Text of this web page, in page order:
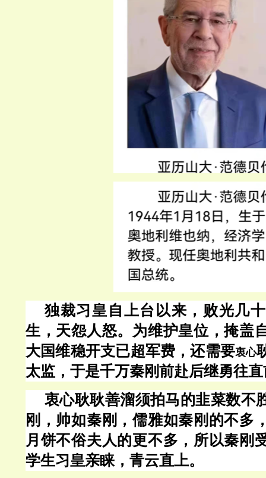
独裁习皇自上台以来，败光几
生，天怨人怒。为维护皇位，掩盖
大国维稳开支已超军费，还需要衷心
太监，于是千万秦刚前赴后继勇往
衷心耿耿善溜须拍马的韭菜数不
刚，帅如秦刚，儒雅如秦刚的不多
月饼不俗夫人的更不多，所以秦刚
学生习皇亲睐，青云直上。